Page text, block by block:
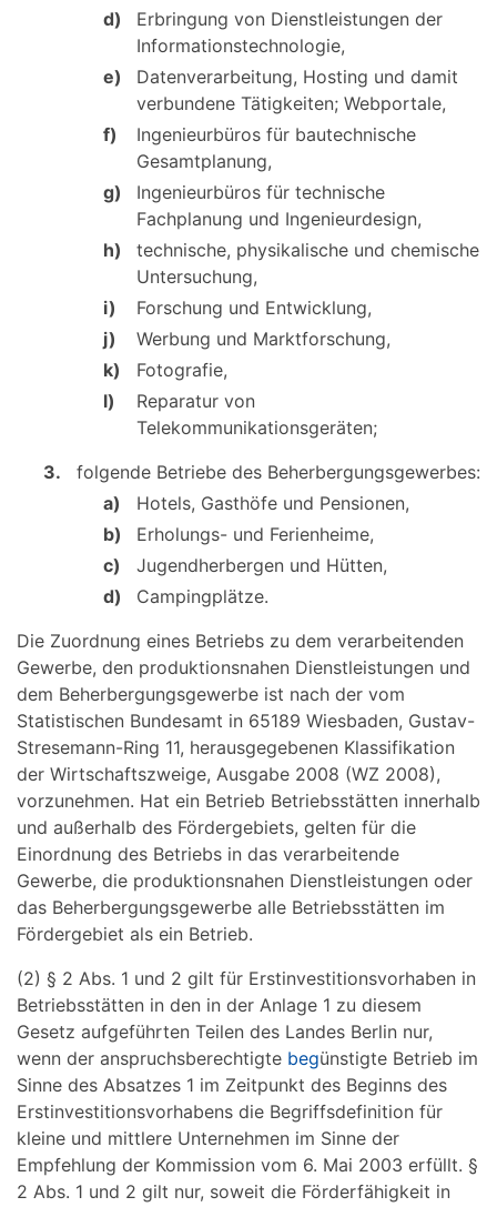
d)
Erbringung von Dienstleistungen der
Informationstechnologie,
e)
Datenverarbeitung, Hosting und damit
verbundene Tätigkeiten; Webportale,
f)
Ingenieurbüros für bautechnische
Gesamtplanung,
g)
Ingenieurbüros für technische
Fachplanung und Ingenieurdesign,
h)
technische, physikalische und chemische
Untersuchung,
i)
Forschung und Entwicklung,
j)
Werbung und Marktforschung,
k)
Fotografie,
l)
Reparatur von
Telekommunikationsgeräten;
3.
folgende Betriebe des Beherbergungsgewerbes:
a)
Hotels, Gasthöfe und Pensionen,
b)
Erholungs- und Ferienheime,
c)
Jugendherbergen und Hütten,
d)
Campingplätze.
Die Zuordnung eines Betriebs zu dem verarbeitenden
Gewerbe, den produktionsnahen Dienstleistungen und
dem Beherbergungsgewerbe ist nach der vom
Statistischen Bundesamt in 65189 Wiesbaden, Gustav-
Stresemann-Ring 11, herausgegebenen Klassifikation
der Wirtschaftszweige, Ausgabe 2008 (WZ 2008),
vorzunehmen. Hat ein Betrieb Betriebsstätten innerhalb
und außerhalb des Fördergebiets, gelten für die
Einordnung des Betriebs in das verarbeitende
Gewerbe, die produktionsnahen Dienstleistungen oder
das Beherbergungsgewerbe alle Betriebsstätten im
Fördergebiet als ein Betrieb.
(2) § 2 Abs. 1 und 2 gilt für Erstinvestitionsvorhaben in
Betriebsstätten in den in der Anlage 1 zu diesem
Gesetz aufgeführten Teilen des Landes Berlin nur,
wenn der anspruchsberechtigte begünstigte Betrieb im
Sinne des Absatzes 1 im Zeitpunkt des Beginns des
Erstinvestitionsvorhabens die Begriffsdefinition für
kleine und mittlere Unternehmen im Sinne der
Empfehlung der Kommission vom 6. Mai 2003 erfüllt. §
2 Abs. 1 und 2 gilt nur, soweit die Förderfähigkeit in